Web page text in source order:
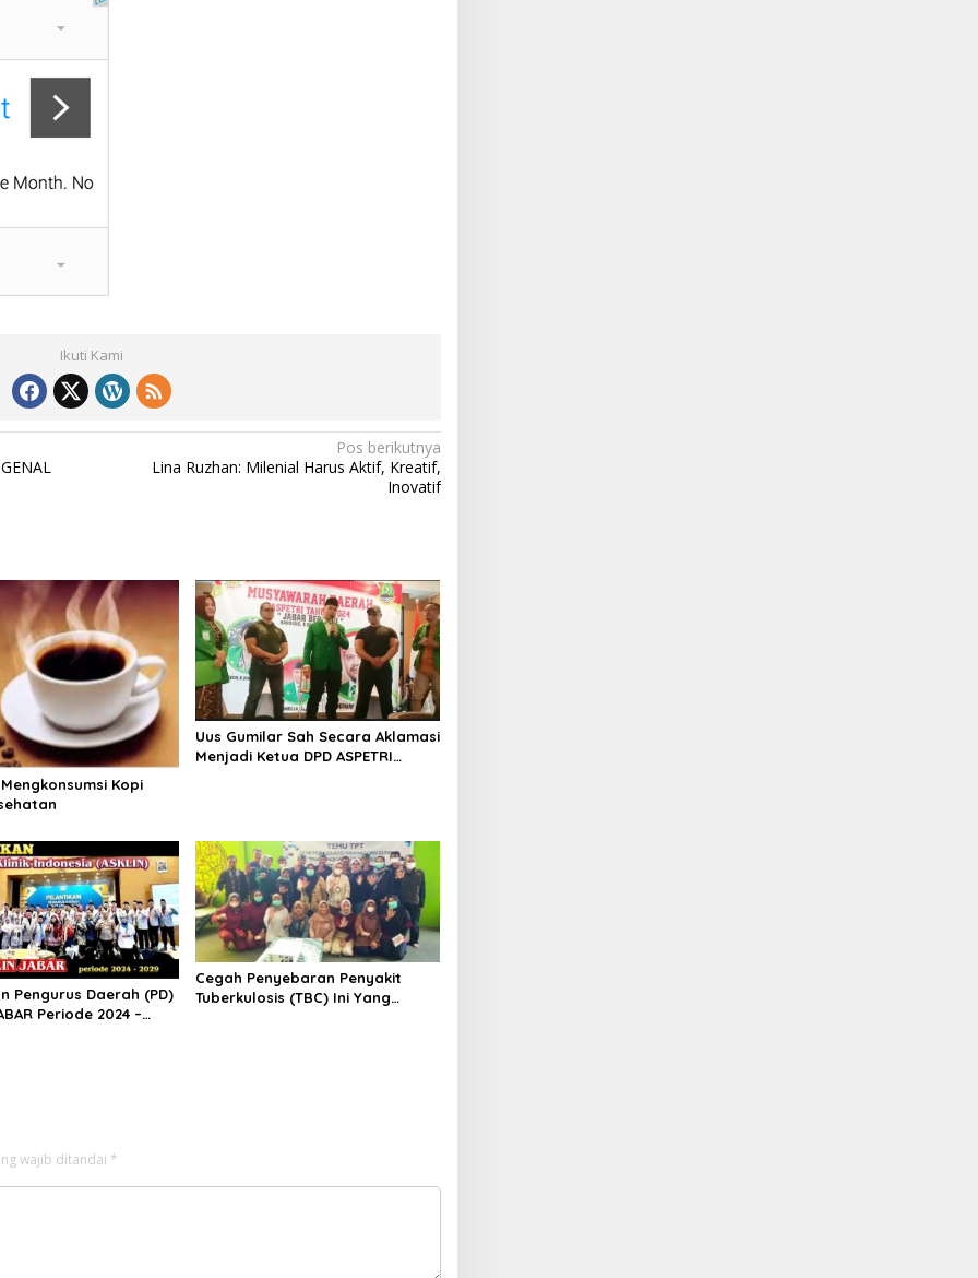
Ikuti Kami
Pos berikutnya
Lina Ruzhan: Milenial Harus Aktif, Kreatif,
Inovatif
Kopi
Uus Gumilar Sah Secara Aklamasi
Menjadi Ketua DPD ASPETRI
Pengurus Daerah (PD)
Periode 2024 –
Cegah Penyebaran Penyakit
Tuberkulosis (TBC) Ini Yang
wajib ditandai *